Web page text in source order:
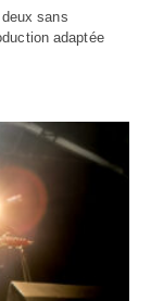
sans
adaptée